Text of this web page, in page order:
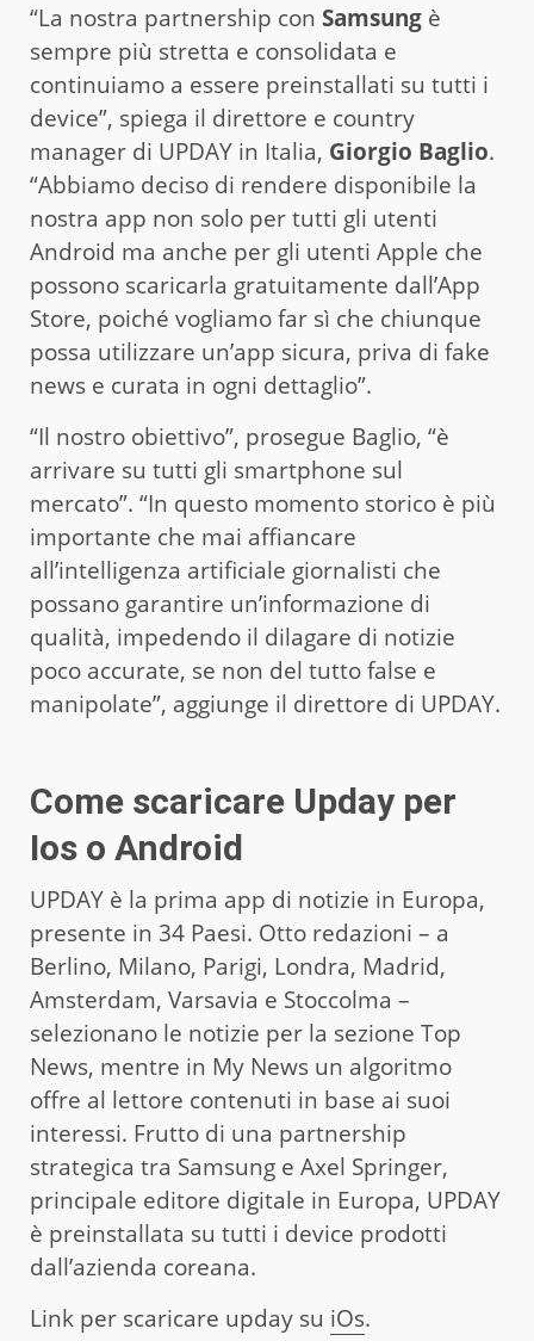
“La nostra partnership con Samsung è
sempre più stretta e consolidata e
continuiamo a essere preinstallati su tutti i
device”, spiega il direttore e country
manager di UPDAY in Italia, Giorgio Baglio.
“Abbiamo deciso di rendere disponibile la
nostra app non solo per tutti gli utenti
Android ma anche per gli utenti Apple che
possono scaricarla gratuitamente dall’App
Store, poiché vogliamo far sì che chiunque
possa utilizzare un’app sicura, priva di fake
news e curata in ogni dettaglio”.
“Il nostro obiettivo”, prosegue Baglio, “è
arrivare su tutti gli smartphone sul
mercato”. “In questo momento storico è più
importante che mai affiancare
all’intelligenza artificiale giornalisti che
possano garantire un’informazione di
qualità, impedendo il dilagare di notizie
poco accurate, se non del tutto false e
manipolate”, aggiunge il direttore di UPDAY.
Come scaricare Upday per
Ios o Android
UPDAY è la prima app di notizie in Europa,
presente in 34 Paesi. Otto redazioni – a
Berlino, Milano, Parigi, Londra, Madrid,
Amsterdam, Varsavia e Stoccolma –
selezionano le notizie per la sezione Top
News, mentre in My News un algoritmo
offre al lettore contenuti in base ai suoi
interessi. Frutto di una partnership
strategica tra Samsung e Axel Springer,
principale editore digitale in Europa, UPDAY
è preinstallata su tutti i device prodotti
dall’azienda coreana.
Link per scaricare upday su iOs.